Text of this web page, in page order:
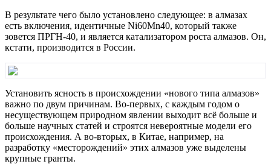
В результате чего было установлено следующее: в алмазах
есть включения, идентичные Ni60Mn40, который также
зовется ПРГН-40, и является катализатором роста алмазов. Он,
кстати, производится в России.
Установить ясность в происхождении «нового типа алмазов»
важно по двум причинам. Во-первых, с каждым годом о
несуществующем природном явлении выходит всё больше и
больше научных статей и строятся невероятные модели его
происхождения. А во-вторых, в Китае, например, на
разработку «месторождений» этих алмазов уже выделены
крупные гранты.